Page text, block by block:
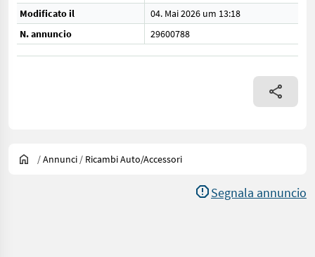
Modificato il
04. Mai 2026 um 13:18
N. annuncio
29600788
/Annunci / Ricambi Auto/accessori
Segnala annuncio